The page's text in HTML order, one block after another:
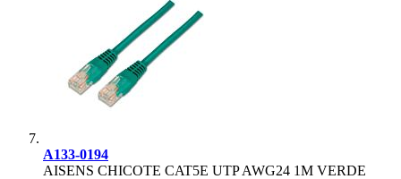
A133-0194
AISENS CHICOTE CAT5E UTP AWG24 1M VERDE